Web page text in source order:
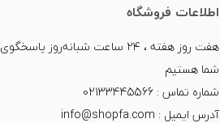
اطلاعات فروشگاه
هفت روز هفته ، ۲۴ ساعت شبانه‌روز پاسخگوی
شما هستیم
شماره تماس : 02133445566
آدرس ایمیل : info@shopfa.com